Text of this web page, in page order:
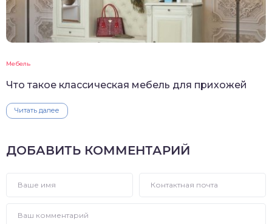
Мебель
Что такое классическая мебель для прихожей
Читать далее
ДОБАВИТЬ КОММЕНТАРИЙ